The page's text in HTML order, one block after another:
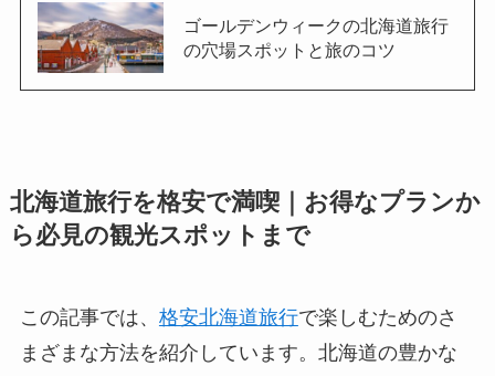
ゴールデンウィークの北海道旅行
の穴場スポットと旅のコツ
北海道旅行を格安で満喫｜お得なプランか
ら必見の観光スポットまで
この記事では、 格安北海道旅行で楽しむためのさ
まざまな方法を紹介しています。北海道の豊かな